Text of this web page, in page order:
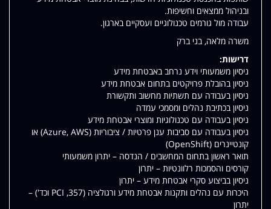
ובניהול ממצאים וחשיפות.
עבודה מול גורמים טכנולוגיים ועסקיים בארגון.
משרה מלאה, בני ברק
דרישות:
ניסיון משמעותי וידע נרחב באבטחת מידע
ניסיון בהובלת פרויקטים בתחום אבטחת מידע
ניסיון בעבודה עם תשתיות מחשוב ותקשורת
ניסיון בכתיבת נהלים ומסמכי עמדה
ניסיון בעבודה עם טכנולוגיות ומוצרי אבטחת מידע
ניסיון בעבודה עם סביבות ענן פרטיות / ציבוריות (Azure, AWS) או
קונטיינרים (OpenShift)
תואר ראשון בתחום המחשבים / הנדסה – יתרון משמעותי
קורסים והסמכות רלוונטיות – יתרון
ניסיון בביצוע סקרי אבטחת מידע – יתרון
היכרות עם נהלים ותקנות אבטחת מידע ורגולציה (357, PCI וכד') –
יתרון